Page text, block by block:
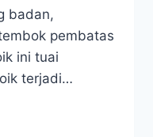
badan,
pembatas
ini tuai
terjadi…